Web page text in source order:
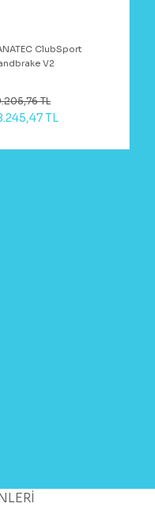
ClubSport
V2
TL
TL